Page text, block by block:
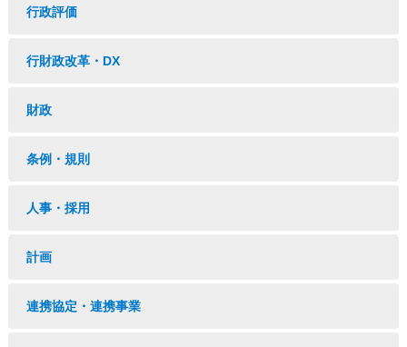
行政評価
行財政改革・DX
財政
条例・規則
人事・採用
計画
連携協定・連携事業